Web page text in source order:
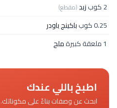
2 كوب
زبد(مقطع)
0.25 كوب
باكينج باودر
1 ملعقة كبيرة
ملح
اطبخ باللي عندك
ابحث عن وصفات بناءً على مكوناتك.